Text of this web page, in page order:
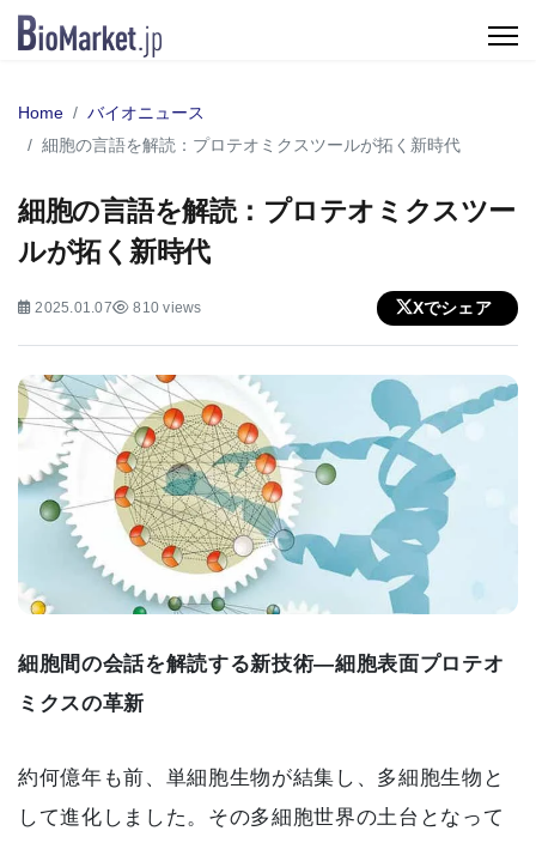
Home
バイオニュース
細胞の言語を解読：プロテオミクスツールが拓く新時代
細胞の言語を解読：プロテオミクスツー
ルが拓く新時代
2025.01.07 810 views Xでシェア
細胞間の会話を解読する新技術—細胞表面プロテオ
ミクスの革新
約何億年も前、単細胞生物が結集し、多細胞生物と
して進化しました。その多細胞世界の土台となって